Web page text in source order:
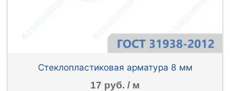
Стеклопластиковая арматура 8 мм
17 руб. / м